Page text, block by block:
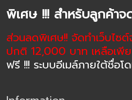
พิเศษ !!! สำหรับลูกค้าจ
ส่วนลดพิเศษ!! จัดทำเว็บไซต์
ปกติ 12,000 บาท เหลือเพี
ฟรี !!! ระบบอีเมล์ภายใต้ชื่อโด